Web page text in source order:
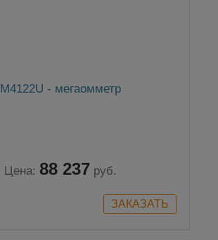
М4122U - мегаомметр
Цена: 88 237 руб.